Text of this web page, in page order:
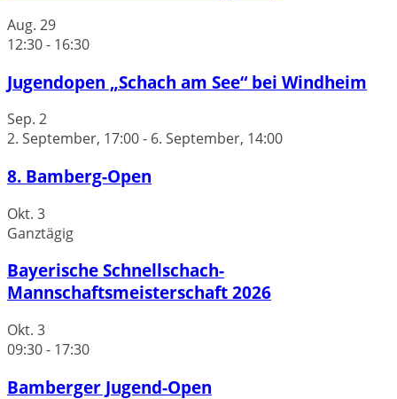
Aug. 29
12:30- 16:30
Jugendopen „Schach am See“ bei Windheim
Sep. 2
2. September, 17:00- 6. September, 14:00
8. Bamberg-Open
Okt. 3
Ganztägig
Bayerische Schnellschach-
Mannschaftsmeisterschaft 2026
Okt. 3
09:30- 17:30
Bamberger Jugend-Open